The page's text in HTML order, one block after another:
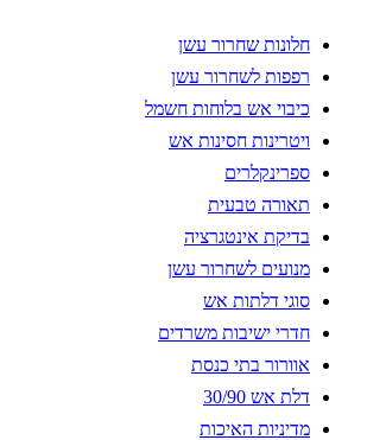
חלונות שחרור עשן
רפפות לשחרור עשן
כיבוי אש בלוחות חשמל
ויטרינות חסינות אש
ספרינקלרים
תאורה טבעית
בדיקת אינטגרציה
מנועים לשחרור עשן
סוגי דלתות אש
חדרי ישיבות משרדים
אוורור בתי כנסת
דלת אש 30/90
מדיניות האיכות